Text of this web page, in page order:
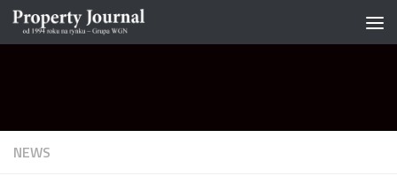
Skip to content
NEWS